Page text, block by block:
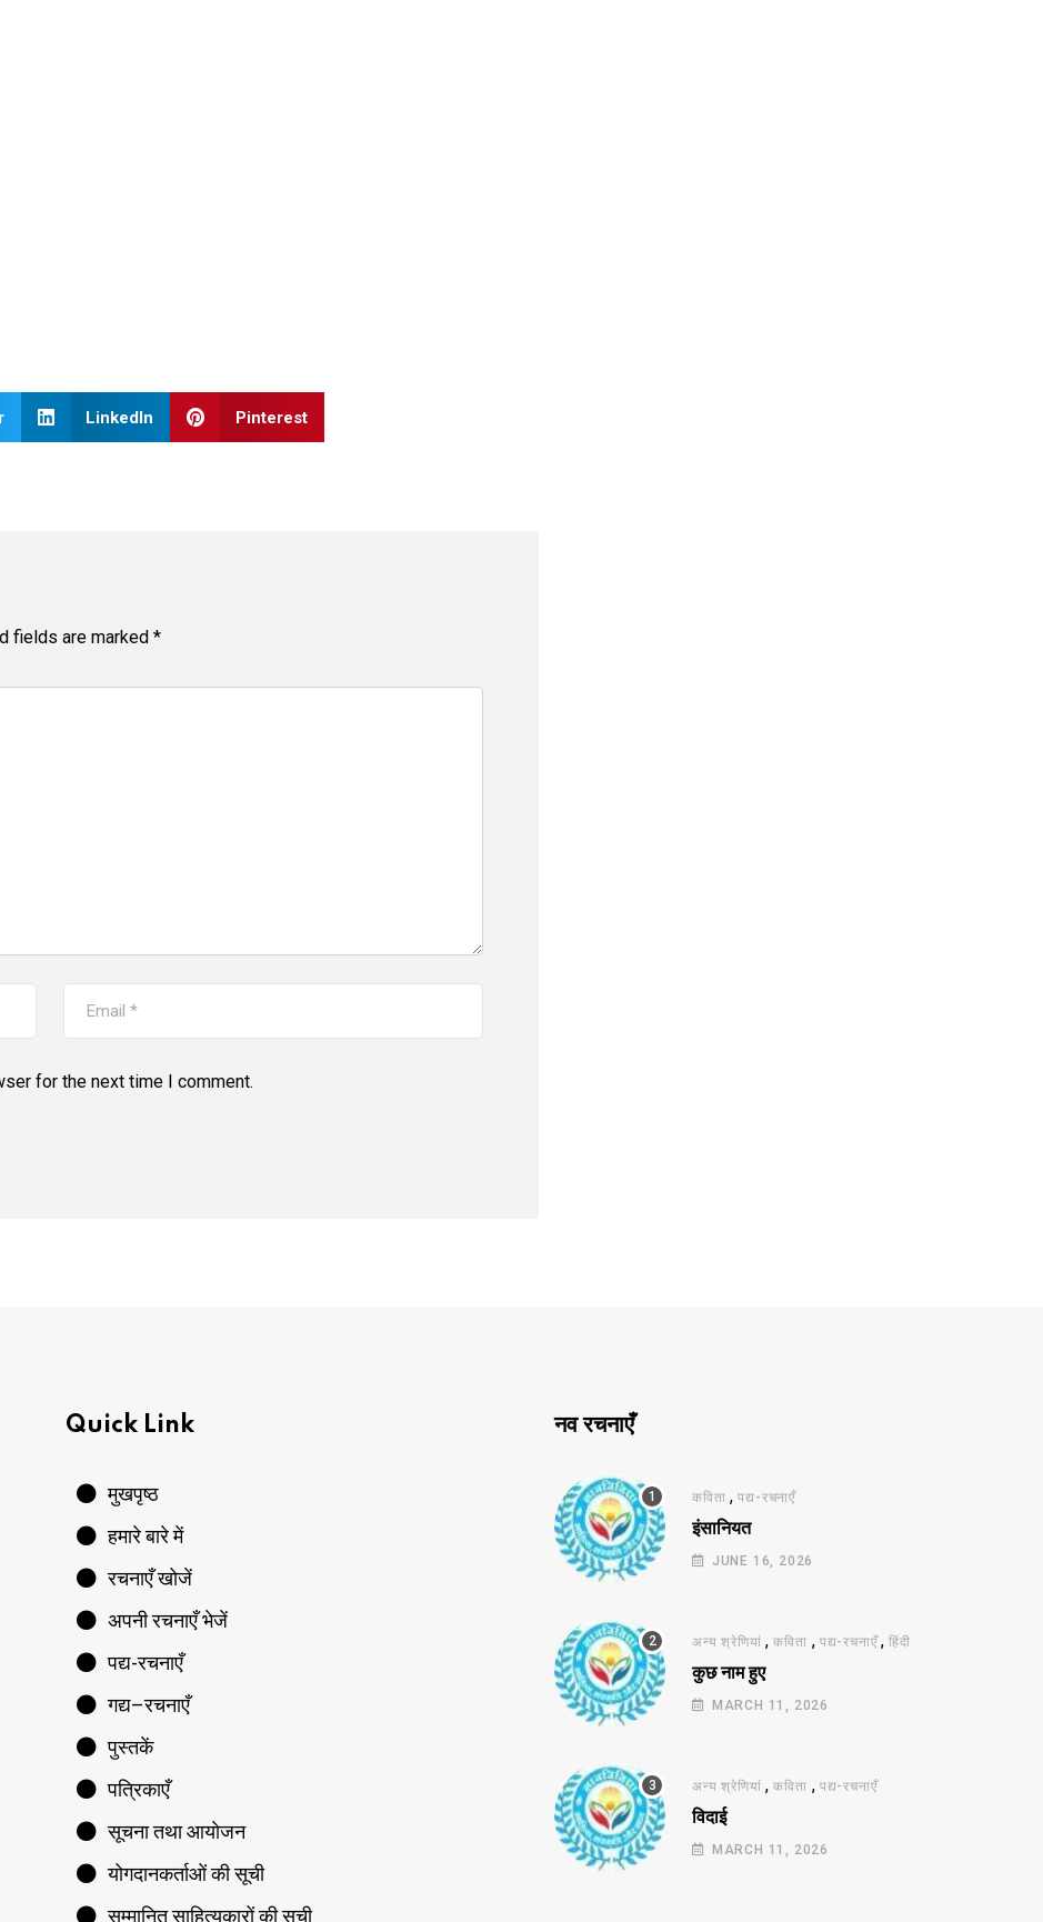
LinkedIn Pinterest
fields are marked *
for the next time I comment.
Quick Link
मुखपृष्ठ
हमारे बारे में
रचनाएँ खोजें
अपनी रचनाएँ भेजें
पद्य-रचनाएँ
गद्य–रचनाएँ
पुस्तकें
पत्रिकाएँ
सूचना तथा आयोजन
योगदानकर्ताओं की सूची
सम्मानित साहित्यकारों की सूची
नव रचनाएँ
कविता ,पद्य-रचनाएँ
इंसानियत
JUNE 16, 2026
अन्य श्रेणियां ,कविता , पद्य-रचनाएँ,हिंदी
कुछ नाम हुए
MARCH 11, 2026
अन्य श्रेणियां ,कविता , पद्य-रचनाएँ
विदाई
MARCH 11, 2026